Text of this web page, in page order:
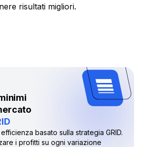
risultati migliori.
basato sulla strategia GRID.
i profitti su ogni variazione